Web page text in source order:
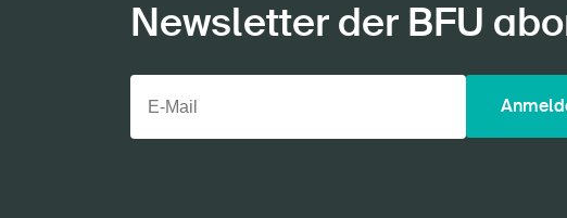
Newsletter der BFU